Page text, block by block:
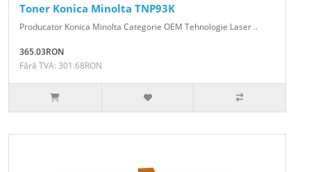
Toner Konica Minolta TNP93K
Producator Konica Minolta Categorie OEM Tehnologie Laser ..
365.03RON
Fără TVA: 301.68RON